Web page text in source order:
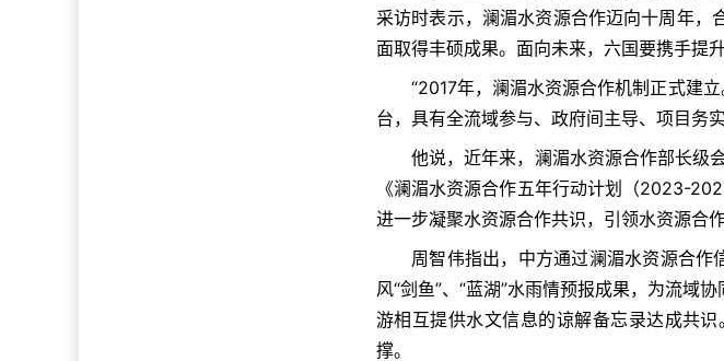
采访时表示，澜湄水资源合作迈向十周年，
面取得丰硕成果。面向未来，六国要携手提
“2017年，澜湄水资源合作机制正式建
台，具有全流域参与、政府间主导、项目务
他说，近年来，澜湄水资源合作部长级
《澜湄水资源合作五年行动计划（2023-
进一步凝聚水资源合作共识，引领水资源合作
周智伟指出，中方通过澜湄水资源合
风“剑鱼”、“蓝湖”水雨情预报成果，为流域
游相互提供水文信息的谅解备忘录达成共
撑。